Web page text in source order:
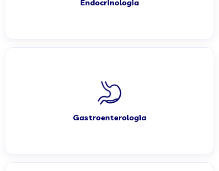
Endocrinologia
Gastroenterologia